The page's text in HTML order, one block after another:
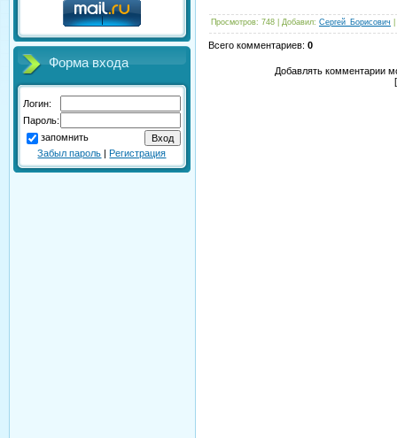
Форма входа
Логин:
Пароль:
запомнить
Забыл пароль |Регистрация
Просмотров: 748 | Добавил: Сергей_Борисович
Всего комментариев: 0
Добавлять комментарии